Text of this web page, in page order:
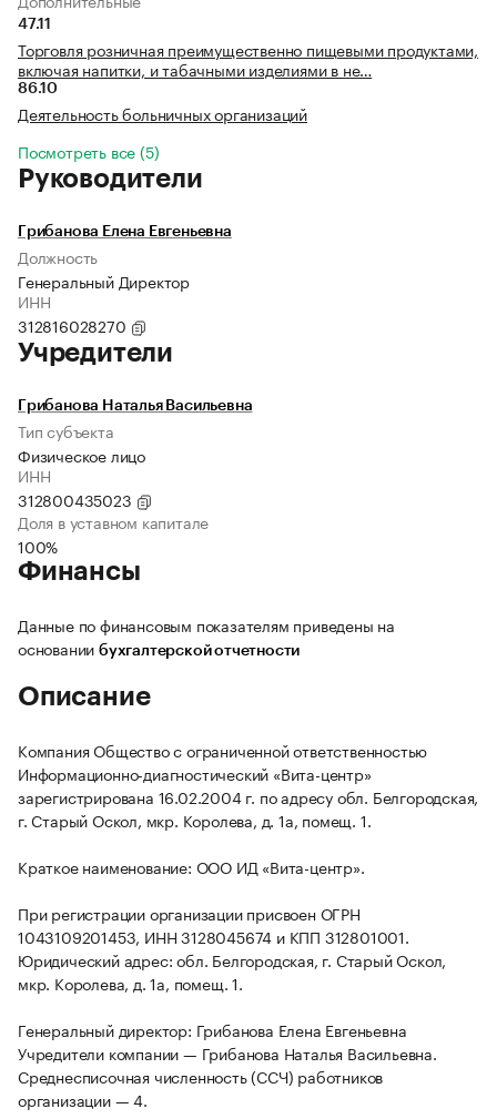
47.11
Торговля розничная преимущественно пищевыми продуктами,
включая напитки, и табачными изделиями в не…
86.10
Деятельность больничных организаций
Посмотреть все (5)
Руководители
Грибанова Елена Евгеньевна
Должность
Генеральный Директор
ИНН
312816028270
Учредители
Грибанова Наталья Васильевна
Тип субъекта
Физическое лицо
ИНН
312800435023
Доля в уставном капитале
100%
Финансы
Данные по финансовым показателям приведены на
основании бухгалтерской отчетности
Описание
Компания Общество с ограниченной ответственностью
Информационно-диагностический «Вита-центр»
зарегистрирована 16.02.2004 г. по адресу обл. Белгородская,
г. Старый Оскол, мкр. Королева, д. 1а, помещ. 1.
Краткое наименование: ООО ИД «Вита-центр».
При регистрации организации присвоен ОГРН
1043109201453, ИНН 3128045674 и КПП 312801001.
Юридический адрес: обл. Белгородская, г. Старый Оскол,
мкр. Королева, д. 1а, помещ. 1.
Генеральный директор: Грибанова Елена Евгеньевна
Учредители компании — Грибанова Наталья Васильевна.
Среднесписочная численность (ССЧ) работников
организации — 4.